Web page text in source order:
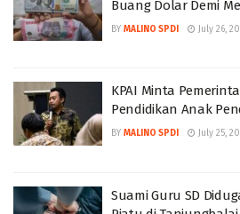
Buang Dolar Demi
BY MALINO SPDI July 26,
KPAI Minta
Pendidikan Anak
BY MALINO SPDI July 25,
Suami Guru SD